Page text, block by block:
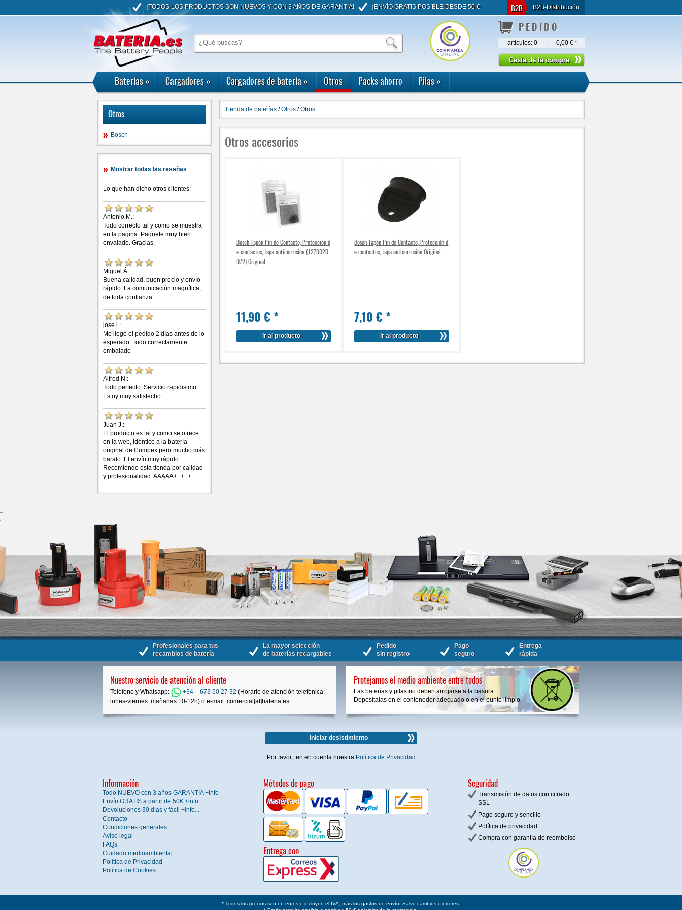
B2B B2B-Distribución
¡TODOS LOS PRODUCTOS SON NUEVOS Y CON 3 AÑOS DE GARANTÍA! ¡ENVÍO GRATIS POSIBLE DESDE 50 €!
PEDIDO
artículos: 0 0,00 € *
Baterías» Cargadores» Cargadores de batería» Otros Packs ahorro Pilas»
Otros
Bosch
Mostrar todas las reseñas
Lo que han dicho otros clientes:
Antonio M.:
Todo correcto tal y como se muestra
en la pagina. Paquete muy bien
envalado. Gracias.
Miguel Á.:
Buena calidad, buen precio y envío
rápido. La comunicación magnífica,
de toda confianza.
jose l.:
Me llegó el pedido 2 días antes de lo
esperado. Todo correctamente
embalado
Alfred N.:
Todo perfecto. Servicio rapidisimo.
Estoy muy satisfecho.
Juan J.:
El producto es tal y como se ofrece
en la web, idéntico a la batería
original de Compex pero mucho más
barato. El envío muy rápido.
Recomiendo esta tienda por calidad
y profesionalidad. AAAAA+++++
Tienda de baterías /Otros /Otros
Otros accesorios
Bosch Tapón Pin de Contacto, Protección d
e contactos, tapa anticorrosión (1270020
072) Original
11,90 € *
ir al producto
Bosch Tapón Pin de Contacto, Protección d
e contactos, tapa anticorrosión Original
7,10 € *
ir al producto
Profesionales para tus
recambios de batería
La mayor selección
de baterías recargables
Pedido
sin registro
Pago
seguro
Entrega
rápida
Nuestro servicio de atención al cliente
Teléfono y Whatsapp: +34 – 673 50 27 32 (Horario de atención telefónica:
lunes-viernes: mañanas 10-12h) o e-mail: comercial[at]bateria.es
Protejamos el medio ambiente entre todos
Las baterías y pilas no deben arrojarse a la basura.
Deposítalas en el contenedor adecuado o en el punto limpio.
iniciar desistimiento
Por favor, ten en cuenta nuestra Política de Privacidad
Información
Todo NUEVO con 3 años GARANTÍA +info
Envío GRATIS a partir de 50€ +info...
Devoluciones 30 días y fácil +info...
Contacto
Condiciones generales
Aviso legal
FAQs
Cuidado medioambiental
Política de Privacidad
Política de Cookies
Métodos de pago
Entrega con
Seguridad
Transmisión de datos con cifrado
SSL
Pago seguro y sencillo
Política de privacidad
Compra con garantía de reembolso
* Todos los precios son en euros e incluyen el IVA, más los gastos de envío. Salvo cambios o errores.